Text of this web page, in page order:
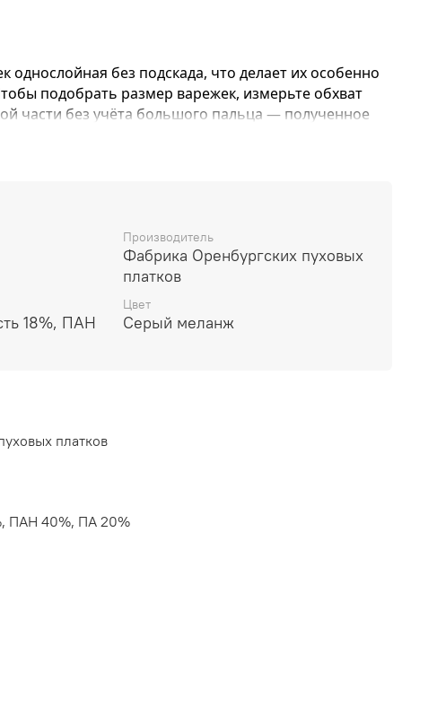
однослойная без подскада, что делает их особенно
подобрать размер варежек, измерьте обхват
части без учёта большого пальца — полученное
и будет вашим размером. Варежки
Производитель
Фабрика Оренбургских пуховых
платков
18%, ПАН
Цвет
Серый меланж
платков
ПАН 40%, ПА 20%